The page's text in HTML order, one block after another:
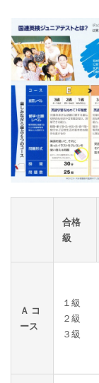
合格
級
Ａ コ
ース
１級
２級
３級